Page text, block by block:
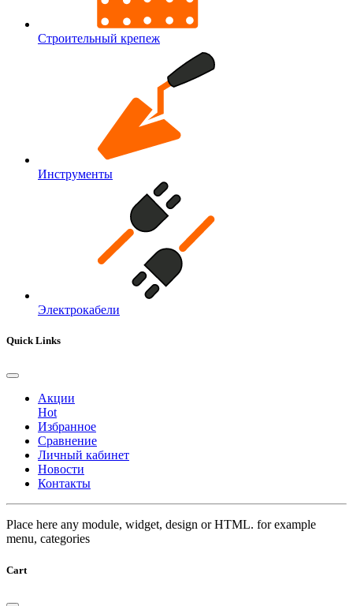
Строительный крепеж
Инструменты
Электрокабели
Quick Links
Акции
Hot
Избранное
Сравнение
Личный кабинет
Новости
Контакты
Place here any module, widget, design or HTML. for example
menu, categories
Cart